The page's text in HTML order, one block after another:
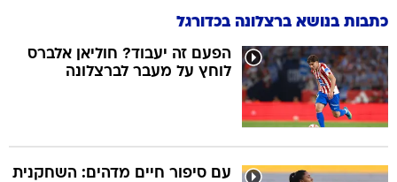
כתבות בנושא ברצלונה בכדורגל
הפעם זה יעבוד? חוליאן אלברס
לוחץ על מעבר לברצלונה
עם סיפור חיים מדהים: השחקנית